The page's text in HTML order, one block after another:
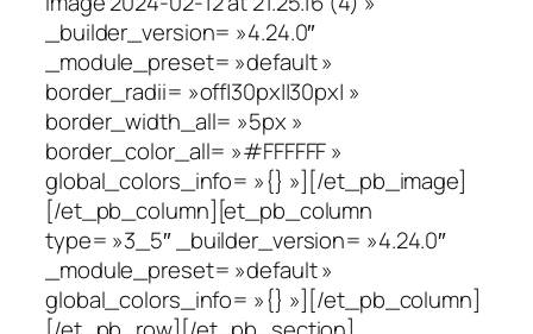
_builder_version= »4.24.0″
_module_preset= »default »
border_radii= »off|30px||30px| »
border_width_all= »5px »
border_color_all= »#FFFFFF »
global_colors_info= »{} »][/et_pb_image]
[/et_pb_column][et_pb_column
type= »3_5″ _builder_version= »4.24.0″
_module_preset= »default »
global_colors_info= »{} »][/et_pb_column]